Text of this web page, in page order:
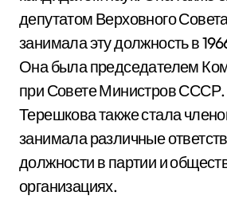
депутатом Верховного
занимала эту должность в
Она была председателем
при Совете Министров
Терешкова также стала
занимала различные
должности в партии и
организациях.